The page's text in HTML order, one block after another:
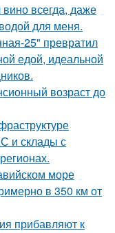
всегда, даже
для меня.
25" превратил
едой, идеальной
возраст до
и склады с
море
в 350 км от
прибавляют к